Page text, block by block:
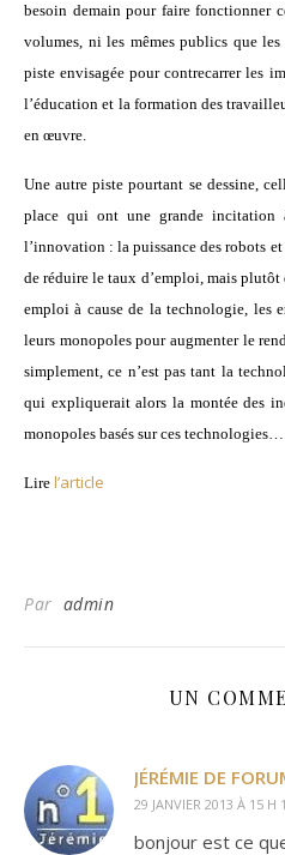
besoin demain pour faire fonctionner
volumes, ni les mêmes publics que
piste envisagée pour contrecarrer les
l’éducation et la formation des
en œuvre.
Une autre piste pourtant se dessine,
place qui ont une grande incitation
l’innovation : la puissance des robots
de réduire le taux d’emploi, mais
emploi à cause de la technologie, les
leurs monopoles pour augmenter le
simplement, ce n’est pas tant la
qui expliquerait alors la montée des
monopoles basés sur ces technologies…
Lire l’article
Par admin
UN
JÉRÉMIE DE
29 JANVIER 2013 À 15 H
bonjour est ce